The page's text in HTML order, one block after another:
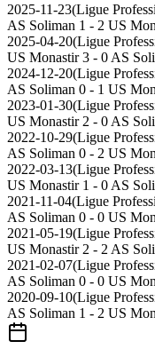
2025-11-23(Ligue
AS Soliman 1 - 2 US
2025-04-20(Ligue
US Monastir 3 - 0 AS
2024-12-20(Ligue
AS Soliman 0 - 1 US
2023-01-30(Ligue
US Monastir 2 - 0 AS
2022-10-29(Ligue
AS Soliman 0 - 2 US
2022-03-13(Ligue
US Monastir 1 - 0 AS
2021-11-04(Ligue
AS Soliman 0 - 0 US
2021-05-19(Ligue
US Monastir 2 - 2 AS
2021-02-07(Ligue
AS Soliman 0 - 0 US
2020-09-10(Ligue
AS Soliman 1 - 2 US